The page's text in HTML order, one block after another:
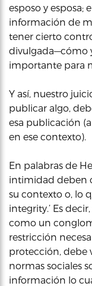
esposo y esposa;
información de
tener cierto
divulgada—cómo
importante para
Y así, nuestro
publicar algo,
esa publicación
en ese contexto).
En palabras de
intimidad deben
su contexto o, lo
integrity.’ Es
como un
restricción
protección, debe
normas sociales
información lo